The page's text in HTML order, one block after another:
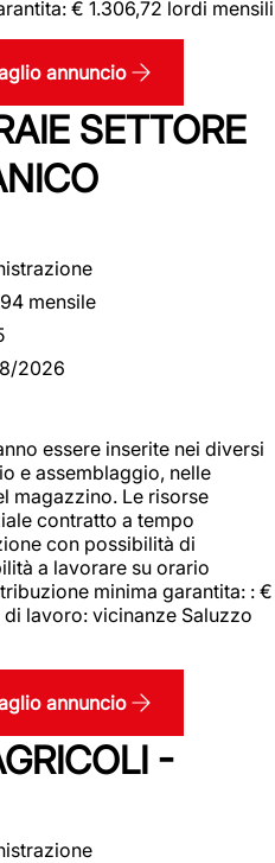
€ 1.306,72 lordi mensili
annuncio
SETTORE
mensile
2026
essere inserite nei diversi
e assemblaggio, nelle
magazzino. Le risorse
contratto a tempo
con possibilità di
a lavorare su orario
minima garantita: : €
lavoro: vicinanze Saluzzo
annuncio
-